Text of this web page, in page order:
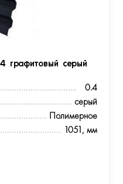
графитовый серый
0.4
серый
Полимерное
1051, мм